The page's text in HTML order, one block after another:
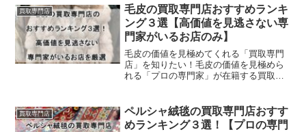
この記事でわかること高値買取が期待で
きる「レコード買取専門店」...
買取専門店
毛皮の買取専門店おすすめランキ
ング３選【高価値を見逃さない専
門家がいるお店のみ】
毛皮の価値を見極めてくれる「買取専門
店」を知りたい！毛皮の価値を見極めら
れる「プロの専門家」が在籍する買取専
記事でわかること毛皮の価値を見極めら
れる「プロの専門家」が在...
買取専門店
ペルシャ絨毯の買取専門店おすす
めランキング３選！【プロの専門